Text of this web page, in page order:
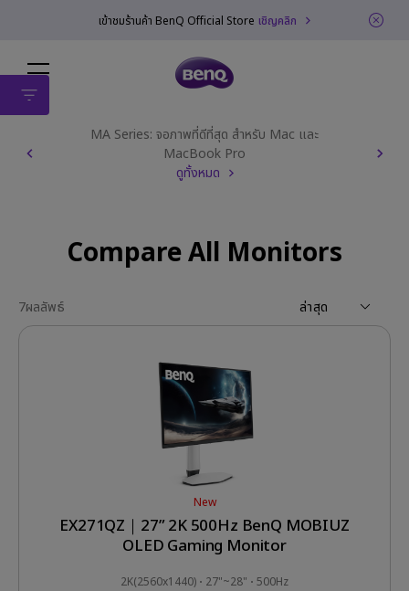
เข้าชมร้านค้า BenQ Official Store เชิญคลิก
MA Series: จอภาพที่ดีที่สุด สำหรับ Mac และ
MacBook Pro
ดูทั้งหมด
Compare All Monitors
7ผลลัพธ์ ล่าสุด
New
EX271QZ｜27” 2K 500Hz BenQ MOBIUZ
OLED Gaming Monitor
2K(2560x1440) 27"~28" 500Hz